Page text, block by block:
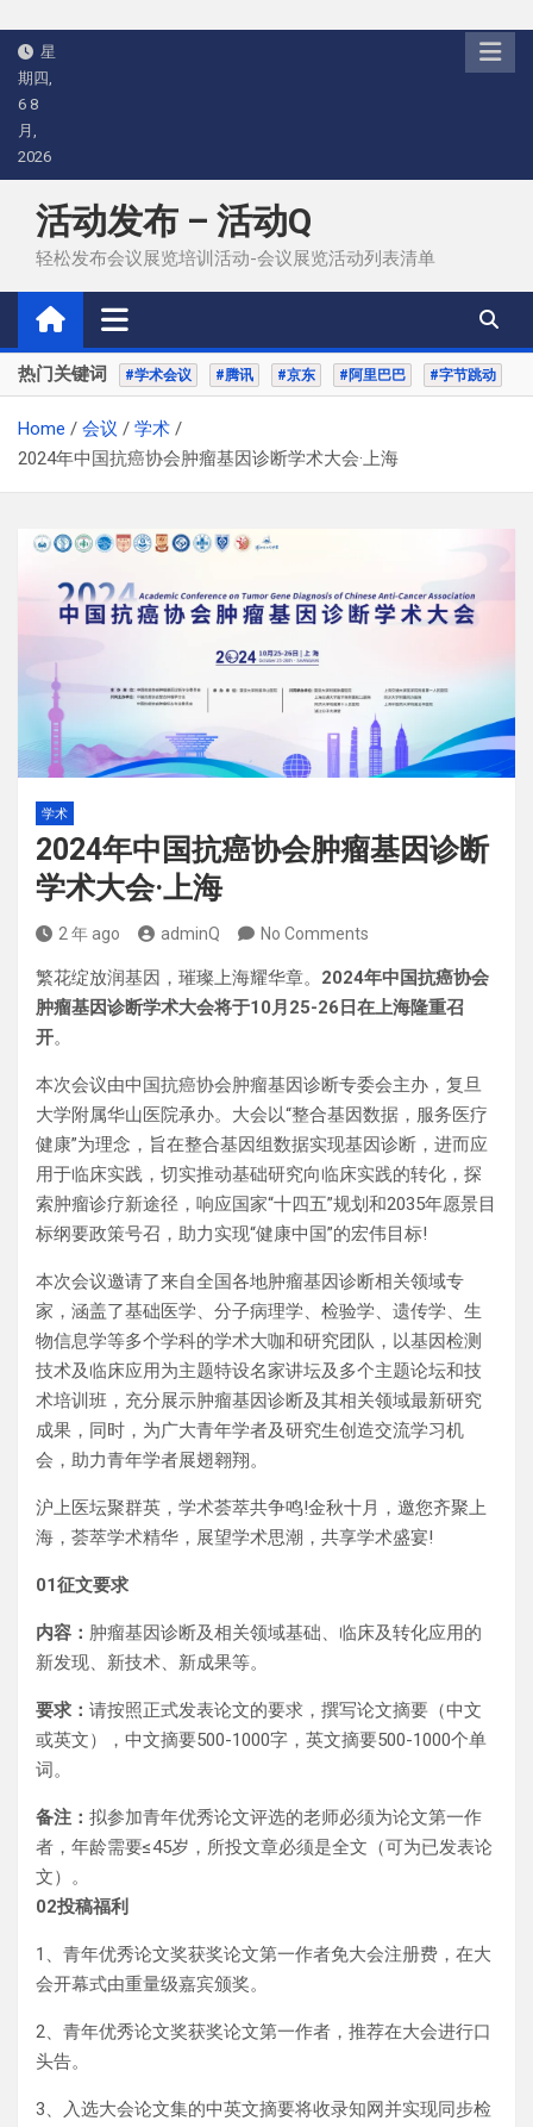
Skip
content
星
期四,
6 8
月,
2026
活动发布 – 活动Q
轻松发布会议展览培训活动-会议展览活动列表清单
热门关键词 #学术会议 #腾讯 #京东 #阿里巴巴 #字节跳动
Home 会议
学术
2024年中国抗癌协会肿瘤基因诊断学术大会·上海
学术
2024年中国抗癌协会肿瘤基因诊断
学术大会·上海
2 年 ago adminQ No Comments
繁花绽放润基因，璀璨上海耀华章。 2024年中国抗癌协会
肿瘤基因诊断学术大会将于10月25-26日在上海隆重召
开。
本次会议由中国抗癌协会肿瘤基因诊断专委会主办，复旦
大学附属华山医院承办。大会以“整合基因数据，服务医疗
健康”为理念，旨在整合基因组数据实现基因诊断，进而应
用于临床实践，切实推动基础研究向临床实践的转化，探
索肿瘤诊疗新途径，响应国家“十四五”规划和2035年愿景目
标纲要政策号召，助力实现“健康中国”的宏伟目标!
本次会议邀请了来自全国各地肿瘤基因诊断相关领域专
家，涵盖了基础医学、分子病理学、检验学、遗传学、生
物信息学等多个学科的学术大咖和研究团队，以基因检测
技术及临床应用为主题特设名家讲坛及多个主题论坛和技
术培训班，充分展示肿瘤基因诊断及其相关领域最新研究
成果，同时，为广大青年学者及研究生创造交流学习机
会，助力青年学者展翅翱翔。
沪上医坛聚群英，学术荟萃共争鸣!金秋十月，邀您齐聚上
海，荟萃学术精华，展望学术思潮，共享学术盛宴!
01征文要求
内容： 肿瘤基因诊断及相关领域基础、临床及转化应用的
新发现、新技术、新成果等。
要求： 请按照正式发表论文的要求，撰写论文摘要（中文
或英文），中文摘要500-1000字，英文摘要500-1000个单
词。
备注： 拟参加青年优秀论文评选的老师必须为论文第一作
者，年龄需要≤45岁，所投文章必须是全文（可为已发表论
文）。
02投稿福利
1、青年优秀论文奖获奖论文第一作者免大会注册费，在大
会开幕式由重量级嘉宾颁奖。
2、青年优秀论文奖获奖论文第一作者，推荐在大会进行口
头告。
3、入选大会论文集的中英文摘要将收录知网并实现同步检